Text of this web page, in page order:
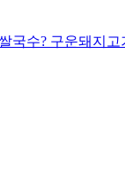
국수? 구운돼지